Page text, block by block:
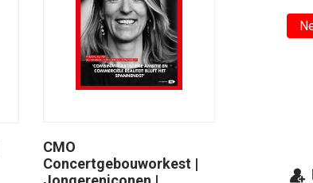
CMO
Concertgebouworkest |